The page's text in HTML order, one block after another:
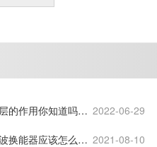
的作用你知道吗？- 2022-06-29
换能器应该怎么
2021-08-10